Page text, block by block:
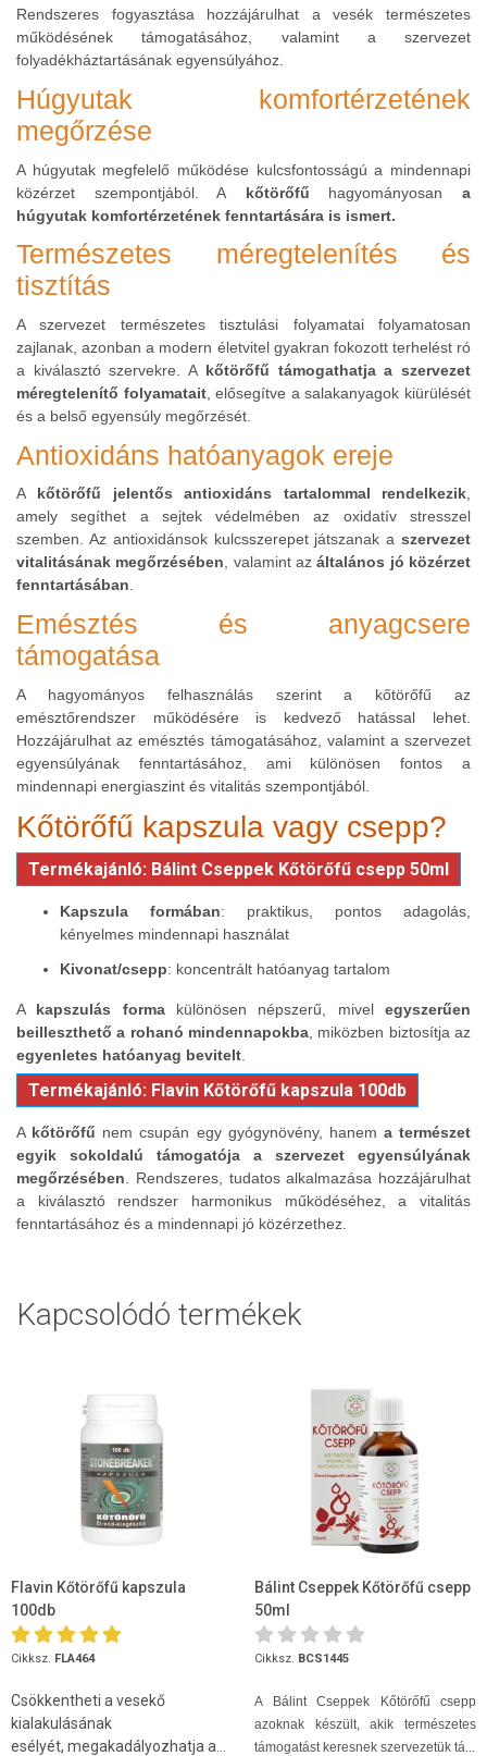
Rendszeres fogyasztása hozzájárulhat a vesék természetes
működésének támogatásához, valamint a szervezet
folyadékháztartásának egyensúlyához.
Húgyutak komfortérzetének
megőrzése
A húgyutak megfelelő működése kulcsfontosságú a mindennapi
közérzet szempontjából. A kőtörőfű hagyományosana
húgyutak komfortérzetének fenntartására is ismert.
Természetes méregtelenítés és
tisztítás
A szervezet természetes tisztulási folyamatai folyamatosan
zajlanak, azonban a modern életvitel gyakran fokozott terhelést ró
a kiválasztó szervekre. A kőtörőfű támogathatja a szervezet
méregtelenítő folyamatait, elősegítve a salakanyagok kiürülését
és a belső egyensúly megőrzését.
Antioxidáns hatóanyagok ereje
A kőtörőfű jelentős antioxidáns tartalommal rendelkezik,
amely segíthet a sejtek védelmében az oxidatív stresszel
szemben. Az antioxidánsok kulcsszerepet játszanak a szervezet
vitalitásának megőrzésében, valamint azáltalános jó közérzet
fenntartásában.
Emésztés és anyagcsere
támogatása
A hagyományos felhasználás szerint a kőtörőfű az
emésztőrendszer működésére is kedvező hatással lehet.
Hozzájárulhat az emésztés támogatásához, valamint a szervezet
egyensúlyának fenntartásához, ami különösen fontos a
mindennapi energiaszint és vitalitás szempontjából.
Kőtörőfű kapszula vagy csepp?
Termékajánló: Bálint Cseppek Kőtörőfű csepp 50ml
Kapszula formában: praktikus, pontos adagolás,
kényelmes mindennapi használat
Kivonat/csepp: koncentrált hatóanyag tartalom
A kapszulás formakülönösen népszerű, mivelegyszerűen
beilleszthető a rohanó mindennapokba , miközben biztosítja az
egyenletes hatóanyag bevitelt
Termékajánló: Flavin Kőtörőfű kapszula 100db
A kőtörőfű nem csupán egy gyógynövény, hanem a természet
egyik sokoldalú támogatója a szervezet egyensúlyának
megőrzésében. Rendszeres, tudatos alkalmazása hozzájárulhat
a kiválasztó rendszer harmonikus működéséhez, a vitalitás
fenntartásához és a mindennapi jó közérzethez.
Kapcsolódó termékek
Flavin Kőtörőfű kapszula
100db
Cikksz. FLA464
Csökkentheti a vesekő
kialakulásának
esélyét, megakadályozhatja a...
Bálint Cseppek Kőtörőfű csepp
50ml
Cikksz. BCS1445
A Bálint Cseppek Kőtörőfű csepp
azoknak készült, akik természetes
támogatást keresnek szervezetük tá...